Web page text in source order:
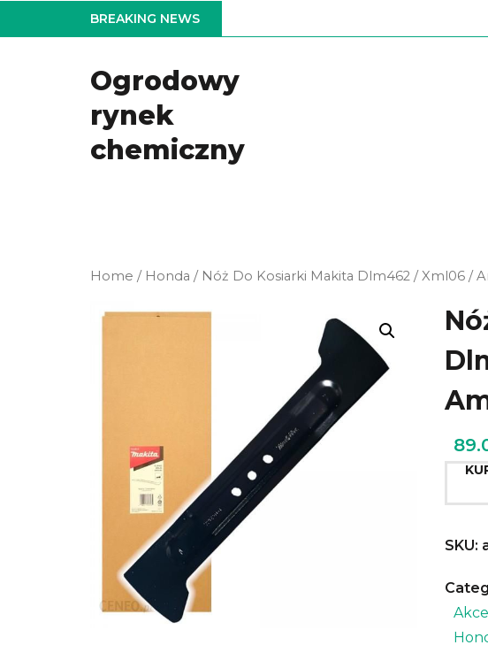
to
BREAKING NEWS
Ogrodowy
rynek
chemiczny
Home / Honda / Nóż Do Kosiarki Makita Dlm462 / Xml06 /
SKU: